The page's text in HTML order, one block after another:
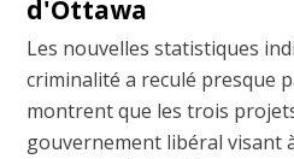
d'Ottawa
Les nouvelles statistiques
criminalité a reculé presque
montrent que les trois
gouvernement libéral visant